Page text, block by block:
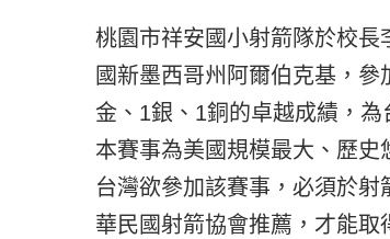
桃園市祥安國小射箭隊於校
國新墨西哥州阿爾伯克基，
金、1銀、1銅的卓越成績，為
本賽事為美國規模最大、歷史
台灣欲參加該賽事，必須於
華民國射箭協會推薦，才能